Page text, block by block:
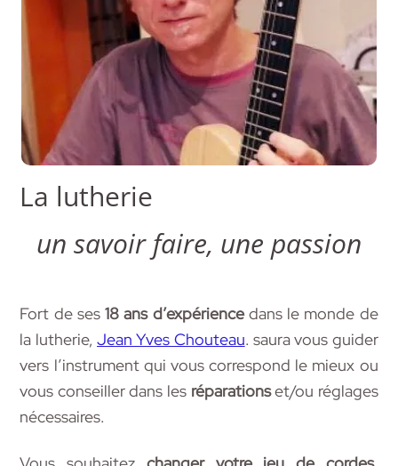
La lutherie
un savoir faire, une passion
Fort de ses18 ans d’expériencedans le monde de
la lutherie,Jean Yves Chouteau. saura vous guider
vers l’instrument qui vous correspond le mieux ou
vous conseiller dans les réparationset/ou réglages
nécessaires.